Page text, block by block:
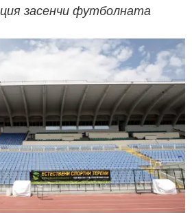
засенчи футболната